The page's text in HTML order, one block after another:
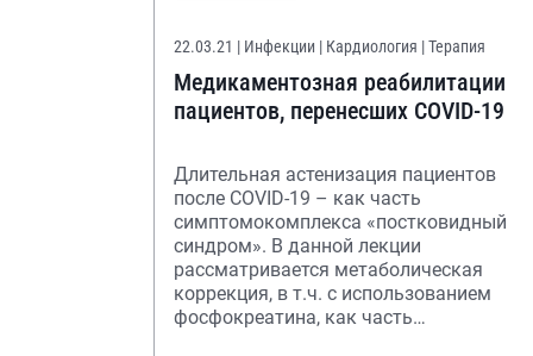
22.03.21 | Инфекции | Кардиология | Терапия
Медикаментозная реабилитации
пациентов, перенесших COVID-19
Длительная астенизация пациентов
после COVID-19 – как часть
симптомокомплекса «постковидный
синдром». В данной лекции
рассматривается метаболическая
коррекция, в т.ч. с использованием
фосфокреатина, как часть